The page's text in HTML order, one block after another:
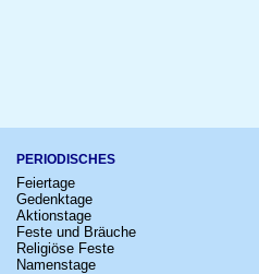
PERIODISCHES
Feiertage
Gedenktage
Aktionstage
Feste und Bräuche
Religiöse Feste
Namenstage